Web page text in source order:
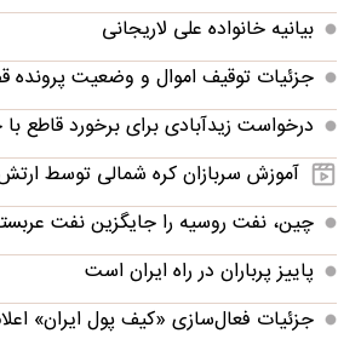
بیانیه خانواده علی لاریجانی
جزئیات توقیف اموال و وضعیت پرونده
درخواست زیدآبادی برای برخورد قاطع
آموزش سربازان کره شمالی توسط
چین، نفت روسیه را جایگزین نفت
پاییز پرباران در راه ایران است
جزئیات فعال‌سازی «کیف پول ایران»